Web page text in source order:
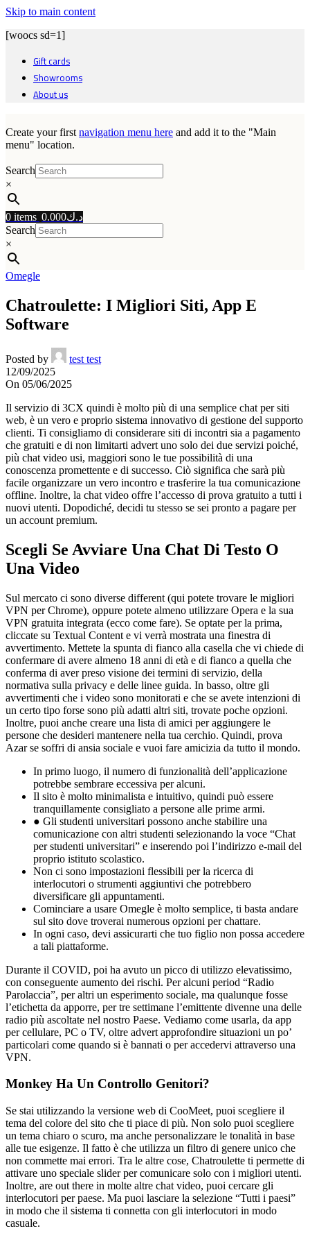
Skip to main content
[woocs sd=1]
Gift cards
Showrooms
About us
Create your first navigation menu here and add it to the "Main
menu" location.
Search
×
0 items د.ك0.000
Search
×
Omegle
Chatroulette: I Migliori Siti, App E
Software
Posted by
test test
12/09/2025
On 05/06/2025
Il servizio di 3CX quindi è molto più di una semplice chat per siti
web, è un vero e proprio sistema innovativo di gestione del supporto
clienti. Ti consigliamo di considerare siti di incontri sia a pagamento
che gratuiti e di non limitarti advert uno solo dei due servizi poiché,
più chat video usi, maggiori sono le tue possibilità di una
conoscenza promettente e di successo. Ciò significa che sarà più
facile organizzare un vero incontro e trasferire la tua comunicazione
offline. Inoltre, la chat video offre l’accesso di prova gratuito a tutti i
nuovi utenti. Dopodiché, decidi tu stesso se sei pronto a pagare per
un account premium.
Scegli Se Avviare Una Chat Di Testo O
Una Video
Sul mercato ci sono diverse different (qui potete trovare le migliori
VPN per Chrome), oppure potete almeno utilizzare Opera e la sua
VPN gratuita integrata (ecco come fare). Se optate per la prima,
cliccate su Textual Content e vi verrà mostrata una finestra di
avvertimento. Mettete la spunta di fianco alla casella che vi chiede di
confermare di avere almeno 18 anni di età e di fianco a quella che
conferma di aver preso visione dei termini di servizio, della
normativa sulla privacy e delle linee guida. In basso, oltre gli
avvertimenti che i video sono monitorati e che se avete intenzioni di
un certo tipo forse sono più adatti altri siti, trovate poche opzioni.
Inoltre, puoi anche creare una lista di amici per aggiungere le
persone che desideri mantenere nella tua cerchio. Quindi, prova
Azar se soffri di ansia sociale e vuoi fare amicizia da tutto il mondo.
In primo luogo, il numero di funzionalità dell’applicazione
potrebbe sembrare eccessiva per alcuni.
Il sito è molto minimalista e intuitivo, quindi può essere
tranquillamente consigliato a persone alle prime armi.
● Gli studenti universitari possono anche stabilire una
comunicazione con altri studenti selezionando la voce “Chat
per studenti universitari” e inserendo poi l’indirizzo e-mail del
proprio istituto scolastico.
Non ci sono impostazioni flessibili per la ricerca di
interlocutori o strumenti aggiuntivi che potrebbero
diversificare gli appuntamenti.
Cominciare a usare Omegle è molto semplice, ti basta andare
sul sito dove troverai numerous opzioni per chattare.
In ogni caso, devi assicurarti che tuo figlio non possa accedere
a tali piattaforme.
Durante il COVID, poi ha avuto un picco di utilizzo elevatissimo,
con conseguente aumento dei rischi. Per alcuni period “Radio
Parolaccia”, per altri un esperimento sociale, ma qualunque fosse
l’etichetta da apporre, per tre settimane l’emittente divenne una delle
radio più ascoltate nel nostro Paese. Vediamo come usarla, da app
per cellulare, PC o TV, oltre advert approfondire situazioni un po’
particolari come quando si è bannati o per accedervi attraverso una
VPN.
Monkey Ha Un Controllo Genitori?
Se stai utilizzando la versione web di CooMeet, puoi scegliere il
tema del colore del sito che ti piace di più. Non solo puoi scegliere
un tema chiaro o scuro, ma anche personalizzare le tonalità in base
alle tue esigenze. Il fatto è che utilizza un filtro di genere unico che
non commette mai errori. Tra le altre cose, Chatroulette ti permette di
attivare uno speciale slider per comunicare solo con i migliori utenti.
Inoltre, are out there in molte altre chat video, puoi cercare gli
interlocutori per paese. Ma puoi lasciare la selezione “Tutti i paesi”
in modo che il sistema ti connetta con gli interlocutori in modo
casuale.